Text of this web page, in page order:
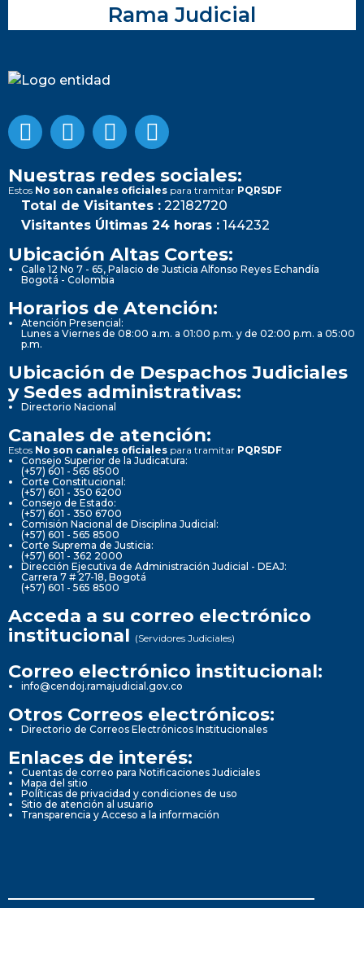
Rama Judicial
Nuestras redes sociales:
Estos No son canales oficiales para tramitar PQRSDF
Total de Visitantes : 22182720
Visitantes Últimas 24 horas : 144232
Ubicación Altas Cortes:
Calle 12 No 7 - 65, Palacio de Justicia Alfonso Reyes Echandía
Bogotá - Colombia
Horarios de Atención:
Atención Presencial:
Lunes a Viernes de 08:00 a.m. a 01:00 p.m. y de 02:00 p.m. a 05:00
p.m.
Ubicación de Despachos Judiciales
y Sedes administrativas:
Directorio Nacional
Canales de atención:
Estos No son canales oficiales para tramitar PQRSDF
Consejo Superior de la Judicatura:
(+57) 601 - 565 8500
Corte Constitucional:
(+57) 601 - 350 6200
Consejo de Estado:
(+57) 601 - 350 6700
Comisión Nacional de Disciplina Judicial:
(+57) 601 - 565 8500
Corte Suprema de Justicia:
(+57) 601 - 362 2000
Dirección Ejecutiva de Administración Judicial - DEAJ:
Carrera 7 # 27-18, Bogotá
(+57) 601 - 565 8500
Acceda a su correo electrónico
institucional (Servidores Judiciales)
Correo electrónico institucional:
info@cendoj.ramajudicial.gov.co
Otros Correos electrónicos:
Directorio de Correos Electrónicos Institucionales
Enlaces de interés:
Cuentas de correo para Notificaciones Judiciales
Mapa del sitio
Políticas de privacidad y condiciones de uso
Sitio de atención al usuario
Transparencia y Acceso a la información